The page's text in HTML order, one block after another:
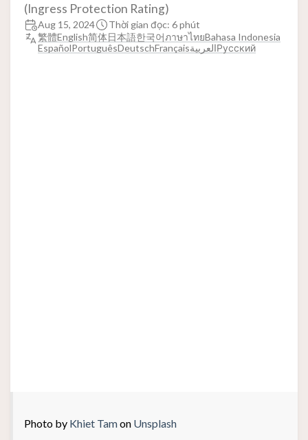
(Ingress Protection Rating)
Aug 15, 2024
Thời gian đọc: 6 phút
繁體English简体日本語한국어ภาษาไทยBahasa Indonesia
EspañolPortuguêsDeutschFrançaisالعربيةРусский
Photo by Khiet Tamon Unsplash